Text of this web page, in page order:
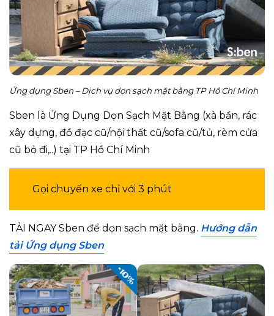
Ứng dụng Sben – Dịch vụ dọn sạch mặt bằng TP Hồ Chí Minh
Sben là Ứng Dụng Dọn Sạch Mặt Bằng (xà bần, rác
xây dựng, đồ đạc cũ/nội thất cũ/sofa cũ/tủ, rèm cửa
cũ bỏ đi,..) tại TP Hồ Chí Minh
Gọi chuyến xe chỉ với 3 phút
TẢI NGAY Sben để dọn sạch mặt bằng. Hướng dẫn
tải Ứng dụng Sben